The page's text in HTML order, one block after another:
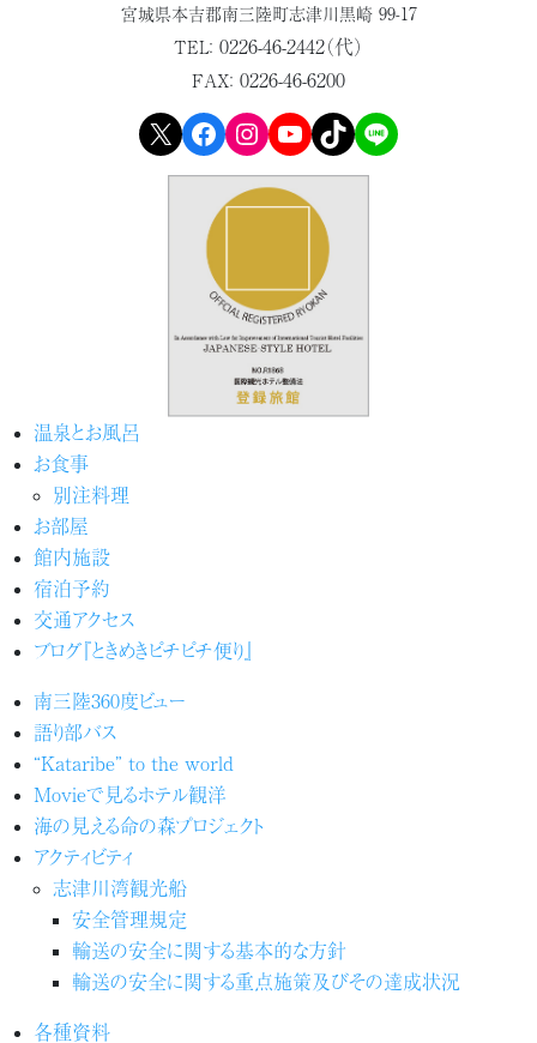
宮城県本吉郡南三陸町志津川黒崎 99-17
TEL： 0226-46-2442（代）
FAX： 0226-46-6200
X Facebook Instagram YouTube TikTok LINE
温泉とお風呂
お食事
別注料理
お部屋
館内施設
宿泊予約
交通アクセス
ブログ『ときめきピチピチ便り』
南三陸360度ビュー
語り部バス
“Kataribe” to the world
Movieで見るホテル観洋
海の見える命の森プロジェクト
アクティビティ
志津川湾観光船
安全管理規定
輸送の安全に関する基本的な方針
輸送の安全に関する重点施策及びその達成状況
各種資料